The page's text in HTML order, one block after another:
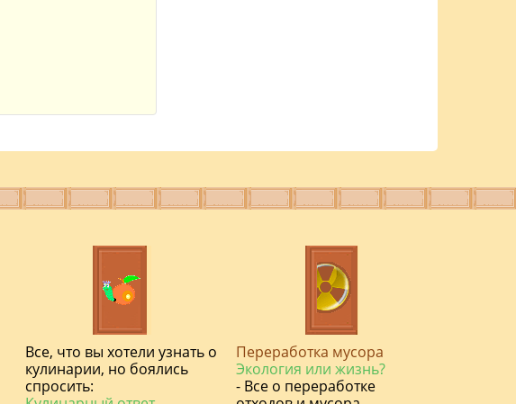
Все, что вы хотели узнать о
кулинарии, но боялись
спросить:
Переработка мусора
Экология или жизнь?
- Все о переработке